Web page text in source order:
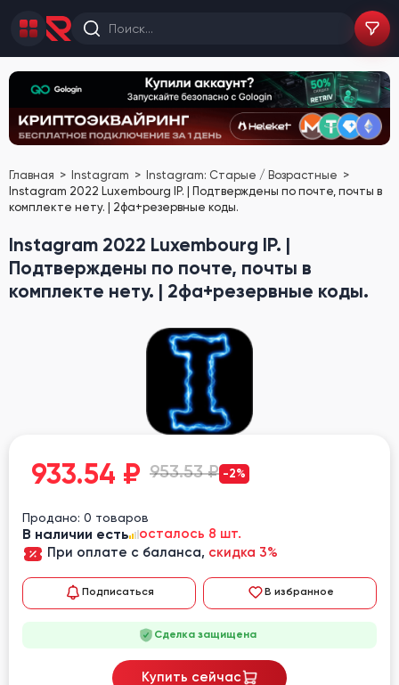
Главная Instagram
Instagram: Старые / Возрастные
Instagram 2022 Luxembourg IP. | Подтверждены по почте, почты в
комплекте нету. | 2фа+резервные коды.
Instagram 2022 Luxembourg IP. |
Подтверждены по почте, почты в
комплекте нету. | 2фа+резервные коды.
933.54 ₽ 953.53 ₽ -2%
Продано: 0 товаров
В наличии есть
осталось 8 шт.
При оплате с баланса, скидка 3%
Подписаться В избранное
Сделка защищена
Купить сейчас